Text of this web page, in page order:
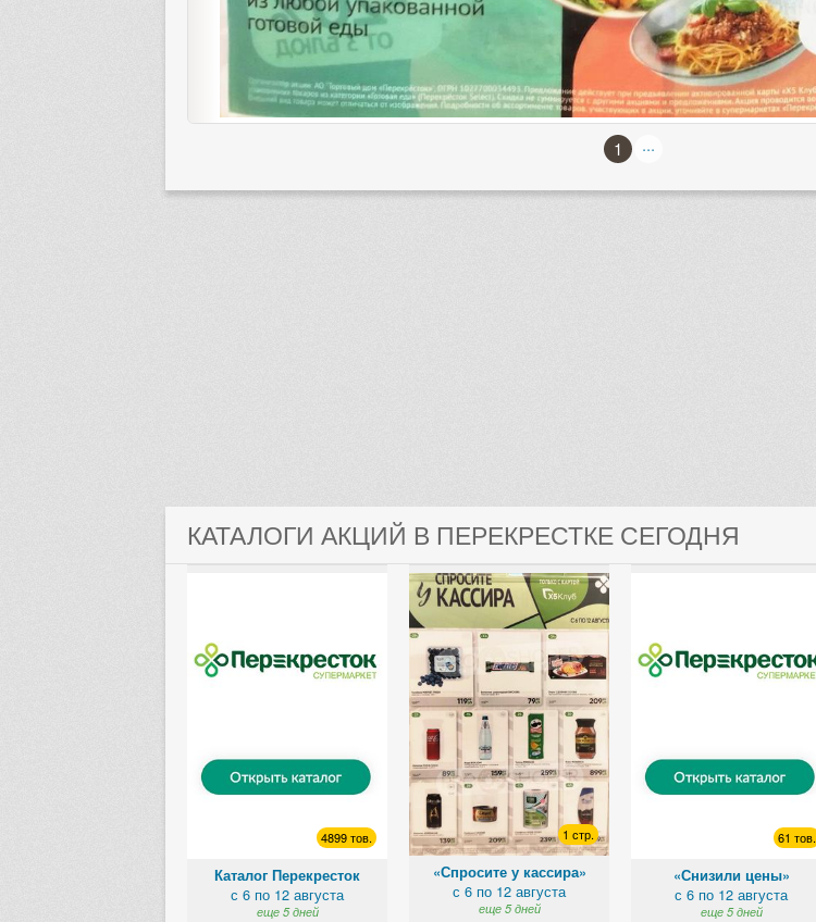
1 ...
КАТАЛОГИ АКЦИЙ В ПЕРЕКРЕСТКЕ СЕГОДНЯ
4899 тов.
Каталог Перекресток
с 6 по 12 августа
еще 5 дней
1 стр.
«Спросите у кассира»
с 6 по 12 августа
еще 5 дней
61 тов.
«Снизили цены»
с 6 по 12 августа
еще 5 дней